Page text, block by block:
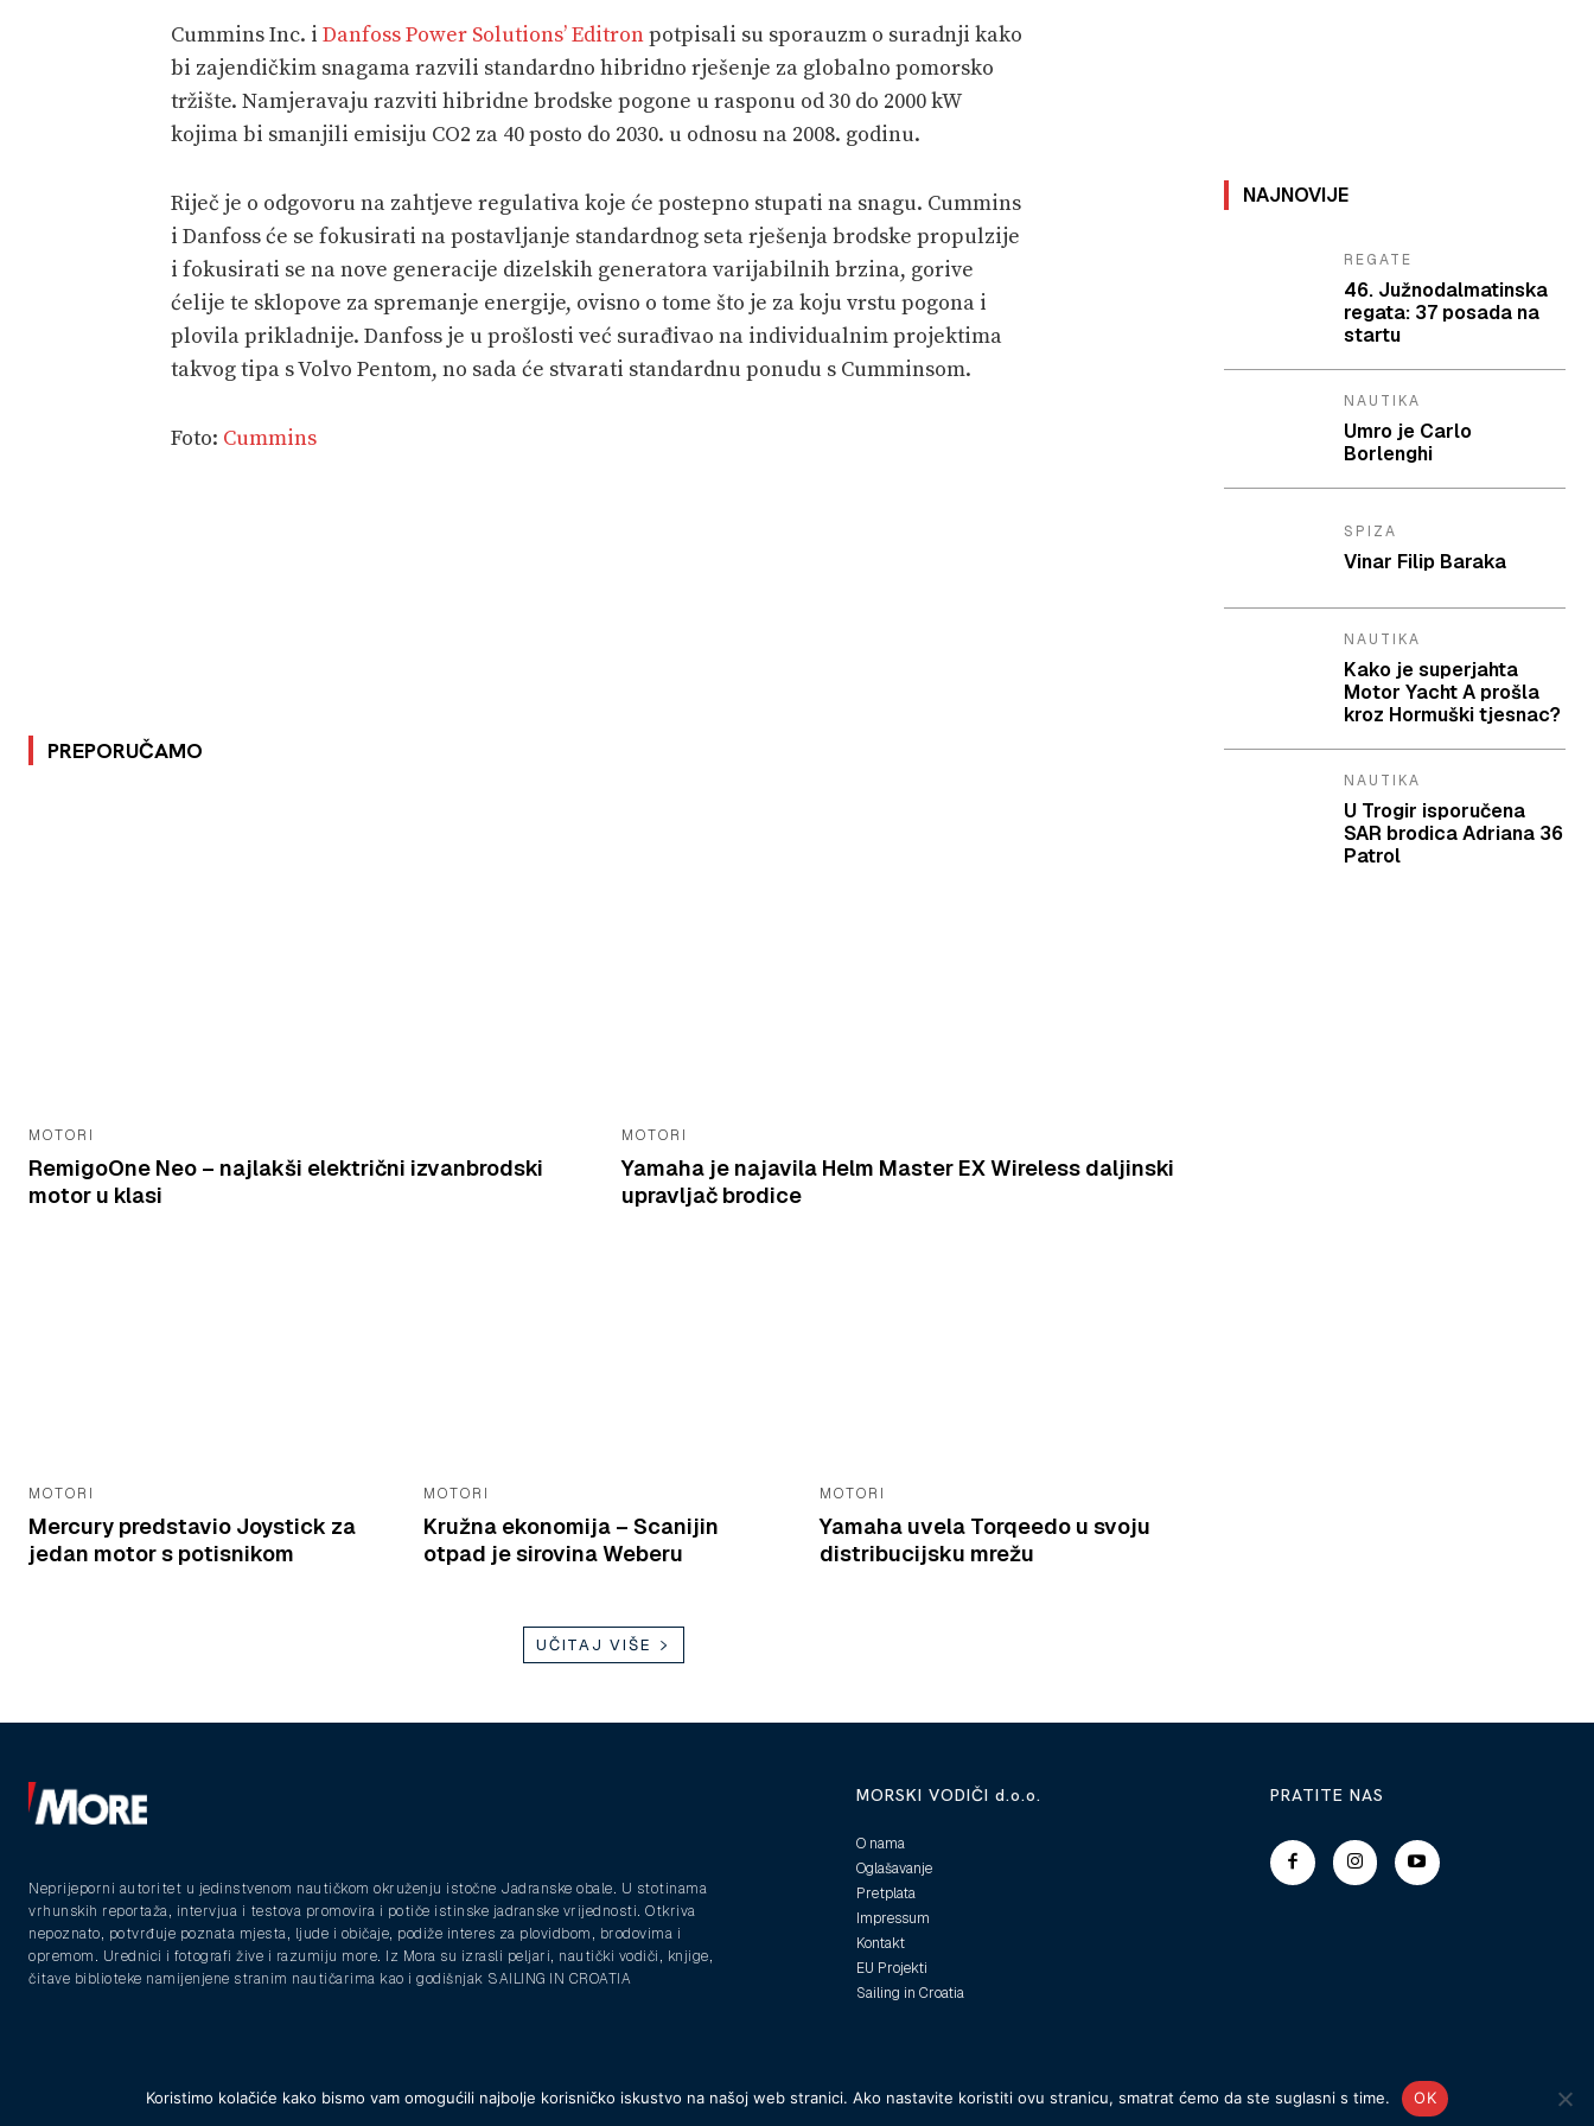
Cummins Inc. i Danfoss Power Solutions’ Editronpotpisali su sporauzm o suradnji kako
bi zajendičkim snagama razvili standardno hibridno rješenje za globalno pomorsko
tržište. Namjeravaju razviti hibridne brodske pogone u rasponu od 30 do 2000 kW
kojima bi smanjili emisiju CO2 za 40 posto do 2030. u odnosu na 2008. godinu.
Riječ je o odgovoru na zahtjeve regulativa koje će postepno stupati na snagu. Cummins
i Danfoss će se fokusirati na postavljanje standardnog seta rješenja brodske propulzije
i fokusirati se na nove generacije dizelskih generatora varijabilnih brzina, gorive
ćelije te sklopove za spremanje energije, ovisno o tome što je za koju vrstu pogona i
plovila prikladnije. Danfoss je u prošlosti već surađivao na individualnim projektima
takvog tipa s Volvo Pentom, no sada će stvarati standardnu ponudu s Cumminsom.
Foto: Cummins
PREPORUČAMO
MOTORI
RemigoOne Neo – najlakši električni izvanbrodski
motor u klasi
MOTORI
Yamaha je najavila Helm Master EX Wireless daljinski
upravljač brodice
MOTORI
Mercury predstavio Joystick za
jedan motor s potisnikom
MOTORI
Kružna ekonomija – Scanijin
otpad je sirovina Weberu
MOTORI
Yamaha uvela Torqeedo u svoju
distribucijsku mrežu
UČITAJ VIŠE
NAJNOVIJE
REGATE
46. Južnodalmatinska
regata: 37 posada na
startu
NAUTIKA
Umro je Carlo
Borlenghi
SPIZA
Vinar Filip Baraka
NAUTIKA
Kako je superjahta
Motor Yacht A prošla
kroz Hormuški tjesnac?
NAUTIKA
U Trogir isporučena
SAR brodica Adriana 36
Patrol
Neprijeporni autoritet u jedinstvenom nautičkom okruženju istočne Jadranske obale. U stotinama
vrhunskih reportaža, intervjua i testova promovira i potiče istinske jadranske vrijednosti. Otkriva
nepoznato, potvrđuje poznata mjesta, ljude i običaje, podiže interes za plovidbom, brodovima i
opremom. Urednici i fotografi žive i razumiju more. Iz Mora su izrasli peljari, nautički vodiči, knjige,
čitave biblioteke namijenjene stranim nautičarima kao i godišnjak SAILING IN CROATIA
MORSKI VODIČI d.o.o.
O nama
Oglašavanje
Pretplata
Impressum
Kontakt
EU Projekti
Sailing in Croatia
PRATITE NAS
© 2025 Morski vodičiKoristimo kolačiće kako bismo vam omogućili najbolje korisničko iskustvo na našoj web stranici. Ako nastavite koristiti ovu stranicu, smatrat ćemo da ste suglasni s time. OK